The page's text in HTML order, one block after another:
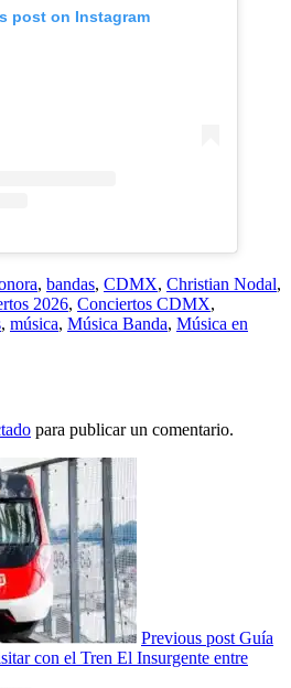
post on Instagram
, bandas, CDMX, Christian Nodal,
2026, Conciertos CDMX,
, música, Música Banda, Música en
para publicar un comentario.
Previous post Guía
con el Tren El Insurgente entre